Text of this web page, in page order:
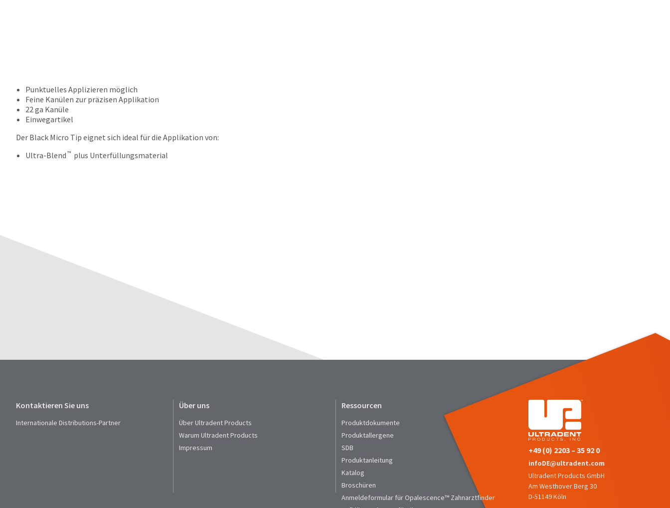
Punktuelles Applizieren möglich
Feine Kanülen zur präzisen Applikation
22 ga Kanüle
Einwegartikel
Der Black Micro Tip eignet sich ideal für die Applikation von:
Ultra-Blend ™ plus Unterfüllungsmaterial
Kontaktieren Sie uns
Internationale Distributions-Partner
Über uns
Über Ultradent Products
Warum Ultradent Products
Impressum
Ressourcen
Produktdokumente
Produktallergene
SDB
Produktanleitung
Katalog
Broschüren
Anmeldeformular für Opalescence™ Zahnarztfinder
+49 (0) 2203 – 35 92 0
infoDE@ultradent.com
Ultradent Products GmbH
Am Westhover Berg 30
D-51149 Köln